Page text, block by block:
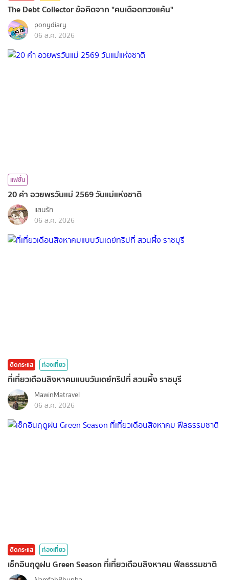
The Debt Collector ข้อคิดจาก "คนเดือดทวงแค้น"
ponydiary
06 ส.ค. 2026
แฟชั่น
20 คำ อวยพรวันแม่ 2569 วันแม่แห่งชาติ
แสนรัก
06 ส.ค. 2026
ติดกระแส ท่องเที่ยว
ที่เที่ยวเดือนสิงหาคมแบบวันเดย์ทริปที่ สวนผึ้ง ราชบุรี
MawinMatravel
06 ส.ค. 2026
ติดกระแส ท่องเที่ยว
เช็กอินฤดูฝน Green Season ที่เที่ยวเดือนสิงหาคม ฟีลธรรมชาติ